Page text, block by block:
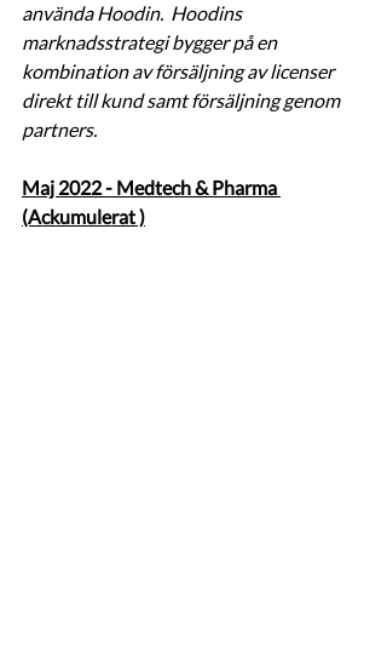
använda Hoodin.  Hoodins
marknadsstrategi bygger på en
kombination av försäljning av licenser
direkt till kund samt försäljning genom
partners.
Maj 2022 - Medtech & Pharma
(Ackumulerat )